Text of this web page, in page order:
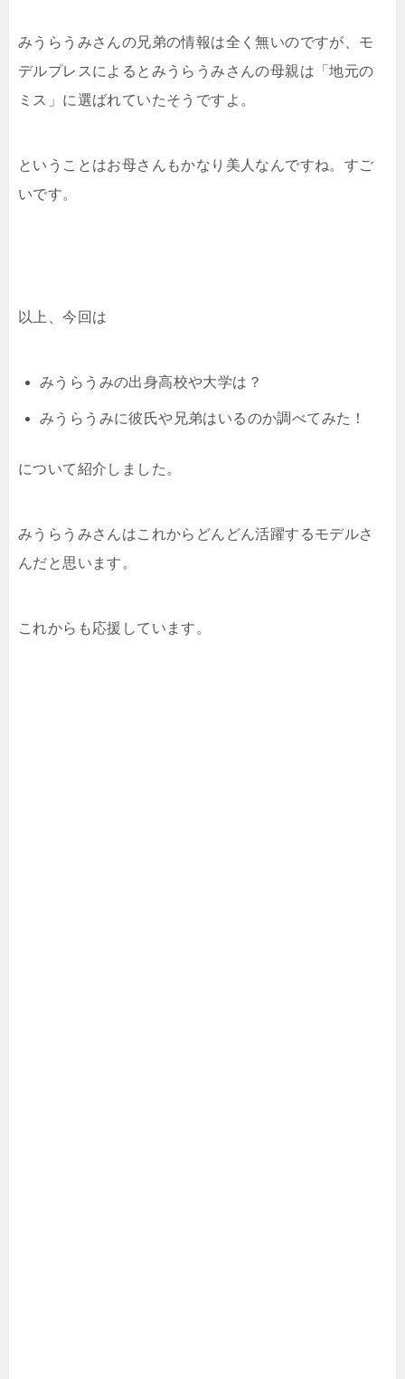
みうらうみさんの兄弟の情報は全く無いのですが、モ
デルプレスによるとみうらうみさんの母親は「地元の
ミス」に選ばれていたそうですよ。
ということはお母さんもかなり美人なんですね。すご
いです。
以上、今回は
みうらうみの出身高校や大学は？
みうらうみに彼氏や兄弟はいるのか調べてみた！
について紹介しました。
みうらうみさんはこれからどんどん活躍するモデルさ
んだと思います。
これからも応援しています。